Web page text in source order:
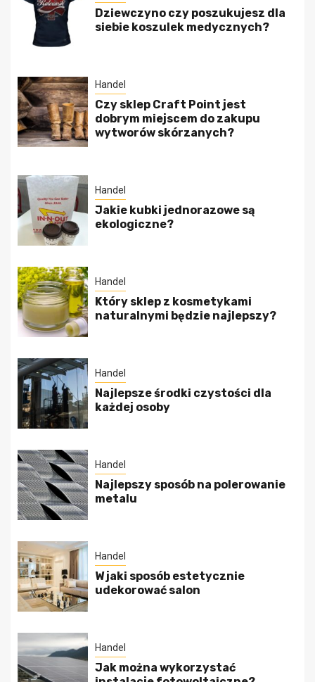
Dziewczyno czy poszukujesz dla
siebie koszulek medycznych?
Handel
Czy sklep Craft Point jest
dobrym miejscem do zakupu
wytworów skórzanych?
Handel
Jakie kubki jednorazowe są
ekologiczne?
Handel
Który sklep z kosmetykami
naturalnymi będzie najlepszy?
Handel
Najlepsze środki czystości dla
każdej osoby
Handel
Najlepszy sposób na polerowanie
metalu
Handel
W jaki sposób estetycznie
udekorować salon
Handel
Jak można wykorzystać